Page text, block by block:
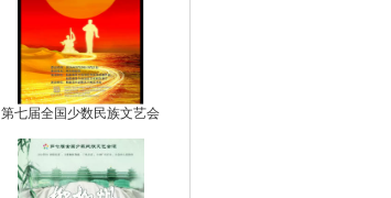
第七届全国少数民族文艺会